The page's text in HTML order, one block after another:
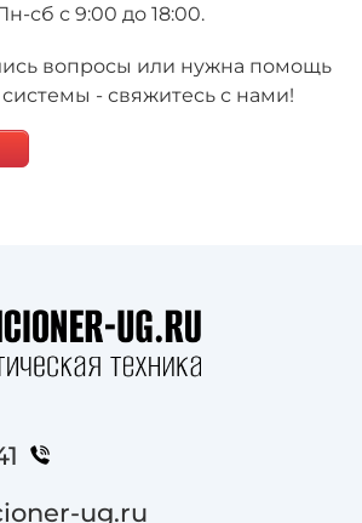
сб с 9:00 до 18:00.
вопросы или нужна помощь
- свяжитесь с нами!
ug.ru